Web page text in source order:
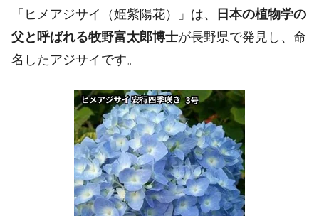
「ヒメアジサイ（姫紫陽花）」は、
日本の植物学の
父と呼ばれる牧野富太郎博士が長野県で発見し、命
名したアジサイです。